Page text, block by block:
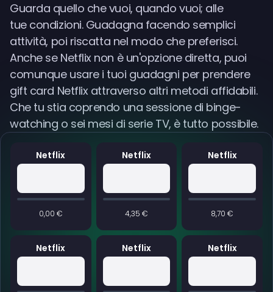
Netflix
0,00 €
Netflix
4,35 €
Netflix
8,70 €
Netflix Netflix Netflix
Guarda quello che vuoi, quando vuoi; alle
tue condizioni. Guadagna facendo semplici
attività, poi riscatta nel modo che preferisci.
Anche se Netflix non è un'opzione diretta, puoi
comunque usare i tuoi guadagni per prendere
gift card Netflix attraverso altri metodi affidabili.
Che tu stia coprendo una sessione di binge-
watching o sei mesi di serie TV, è tutto possibile.